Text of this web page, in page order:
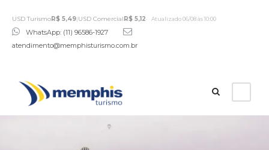
USD TurismoR$ 5,49|USD ComercialR$ 5,12 Atualizado 06/08 às 10:00
WhatsApp: (11) 96586-1927
atendimento@memphisturismo.com.br